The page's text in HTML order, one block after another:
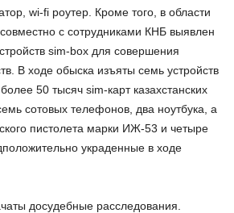
wi-fi роутер. Кроме того, в области
с сотрудниками КНБ выявлен
sim-box для совершения
В ходе обыска изъяты семь устройств
50 тысяч sim-карт казахстанских
сотовых телефонов, два ноутбука, а
пистолета марки ИЖ-53 и четыре
украденные в ходе
досудебные расследования.